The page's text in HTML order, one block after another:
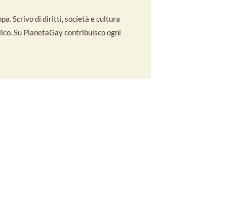
Scrivo di diritti, società e cultura
Su PianetaGay contribuisco ogni